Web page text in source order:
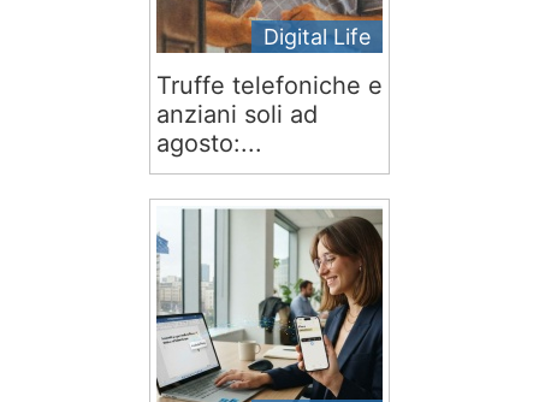
Digital Life
Truffe telefoniche e
anziani soli ad
agosto:...